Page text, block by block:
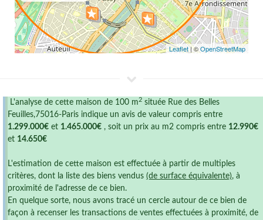
Leaflet| ©OpenStreetMap
L'analyse de cette maison de 100 m 2 située Rue des Belles
Feuilles,75016-Paris indique un avis de valeur compris entre
1.299.000€ et 1.465.000€ , soit un prix au m2 compris entre 12.990€
et 14.650€
L'estimation de cette maison est effectuée à partir de multiples
critères, dont la liste des biens vendus (de surface équivalente), à
proximité de l'adresse de ce bien.
En quelque sorte, nous avons tracé un cercle autour de ce bien de
façon à recenser les transactions de ventes effectuées à proximité, de